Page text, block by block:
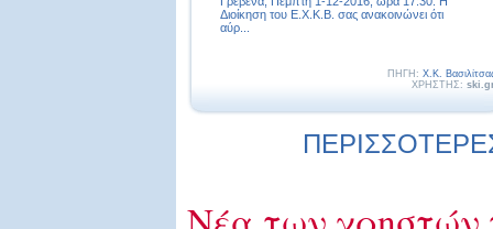
Διοίκηση του Ε.Χ.Κ.Β. σας ανακοινώνει ότι
αύρ...
ΠΗΓΗ: Χ.Κ.
ΧΡΗΣΤΗΣ: